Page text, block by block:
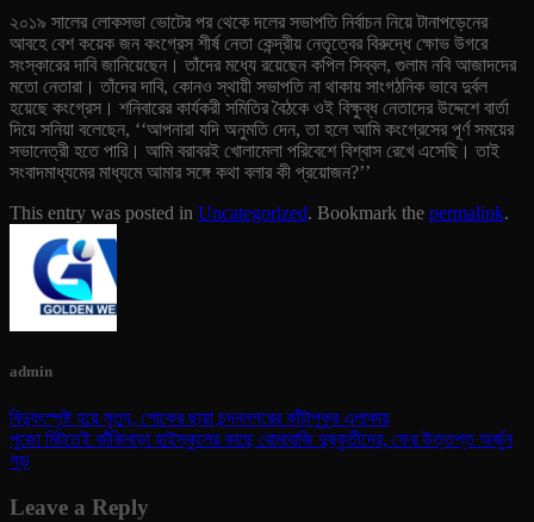
২০১৯ সালের লোকসভা ভোটের পর থেকে দলের সভাপতি নির্বাচন নিয়ে টানাপড়েনের
আবহে বেশ কয়েক জন কংগ্রেস শীর্ষ নেতা কেন্দ্রীয় নেতৃত্বের বিরুদ্ধে ক্ষোভ উগরে
সংস্কারের দাবি জানিয়েছেন। তাঁদের মধ্যে রয়েছেন কপিল সিব্বল, গুলাম নবি আজাদদের
মতো নেতারা। তাঁদের দাবি, কোনও স্থায়ী সভাপতি না থাকায় সাংগঠনিক ভাবে দুর্বল
হয়েছে কংগ্রেস। শনিবারের কার্যকরী সমিতির বৈঠকে ওই বিক্ষুব্ধ নেতাদের উদ্দেশে বার্তা
দিয়ে সনিয়া বলেছেন, ‘‘আপনারা যদি অনুমতি দেন, তা হলে আমি কংগ্রেসের পূর্ণ সময়ের
সভানেত্রী হতে পারি। আমি বরাবরই খোলামেলা পরিবেশে বিশ্বাস রেখে এসেছি। তাই
সংবাদমাধ্যমের মাধ্যমে আমার সঙ্গে কথা বলার কী প্রয়োজন?’’
This entry was posted in Uncategorized. Bookmark the permalink.
admin
বিদ্যুৎস্পৃষ্ট হয়ে মৃত্যু, শোকের ছায়া চন্দননগরের কাঁটাপুকুর এলাকায়
পুজো মিটতেই কাঁকিনাড়া হাইস্কুলের কাছে বোমাবাজি দুষ্কৃতীদের, ফের উত্তপ্ত অর্জুন
গড়
Leave a Reply